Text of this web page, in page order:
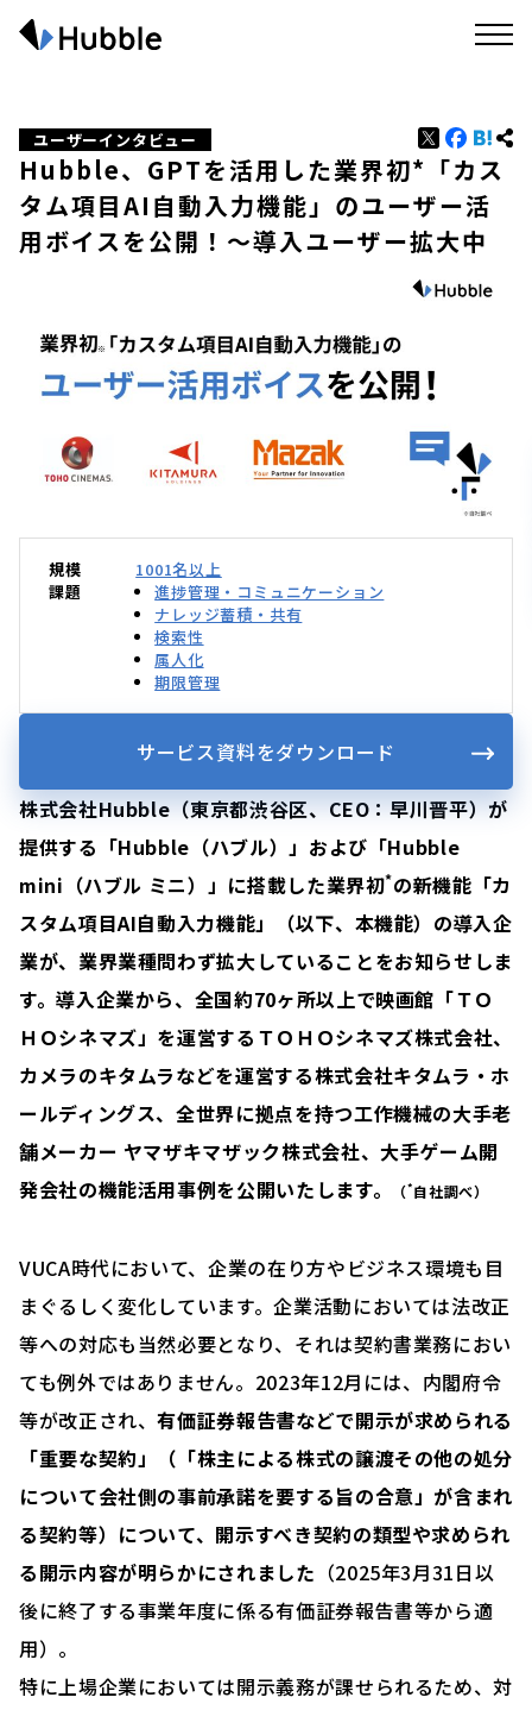
ユーザーインタビュー
Hubble、GPTを活用した業界初*「カス
タム項目AI自動入力機能」のユーザー活
用ボイスを公開！〜導入ユーザー拡大中
規模
1001名以上
課題
進捗管理・コミュニケーション
ナレッジ蓄積・共有
検索性
属人化
期限管理
サービス資料をダウンロード
株式会社Hubble（東京都渋谷区、CEO：早川晋平）が
提供する「Hubble（ハブル）」および「Hubble
mini（ハブル ミニ）」に搭載した業界初*の新機能「カ
スタム項目AI自動入力機能」（以下、本機能）の導入企
業が、業界業種問わず拡大していることをお知らせしま
す。導入企業から、全国約70ヶ所以上で映画館「ＴＯ
ＨＯシネマズ」を運営する ＴＯＨＯシネマズ株式会社、
カメラのキタムラなどを運営する株式会社キタムラ・ホ
ールディングス、全世界に拠点を持つ工作機械の大手老
舗メーカー ヤマザキマザック株式会社、大手ゲーム開
発会社の機能活用事例を公開いたします。
（*自社調べ）
VUCA時代において、企業の在り方やビジネス環境も目
まぐるしく変化しています。企業活動においては法改正
等への対応も当然必要となり、それは契約書業務におい
ても例外ではありません。2023年12月には、内閣府令
等が改正され、有価証券報告書などで開示が求められる
「重要な契約」（「株主による株式の譲渡その他の処分
について会社側の事前承諾を要する旨の合意」が含まれ
る契約等）について、開示すべき契約の類型や求められ
る開示内容が明らかにされました （2025年3月31日以
後に終了する事業年度に係る有価証券報告書等から適
用）。
特に上場企業においては開示義務が課せられるため、対